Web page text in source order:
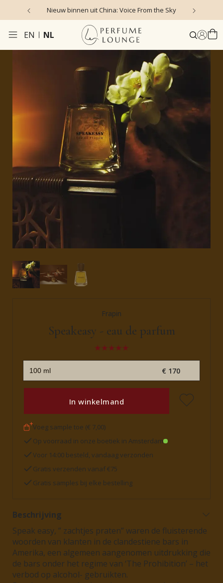
Nieuw binnen uit China: Voice From the Sky
EN NL
Frapin
Speakeasy - eau de parfum
€ 170
In winkelmand
Voeg sample toe (€ 7,00)
Op voorraad in onze boetiek in Amsterdam
Voor 14:00 besteld, vandaag verzonden
Gratis verzenden vanaf €75
Gratis samples bij elke bestelling
Beschrijving
Speak easy, ” zachtjes praten” waren de fluisterende
woorden van klanten in de clandestiene bars in
Amerika, een algemeen aangenomen uitdrukking die
de bars onder het regime van ‘The Prohibition’ – het
verbod op alcohol- gebruikten.